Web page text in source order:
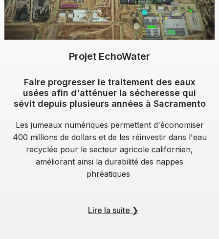
Projet EchoWater
Faire progresser le traitement des eaux
usées afin d'atténuer la sécheresse qui
sévit depuis plusieurs années à Sacramento
Les jumeaux numériques permettent d'économiser
400 millions de dollars et de les réinvestir dans l'eau
recyclée pour le secteur agricole californien,
améliorant ainsi la durabilité des nappes
phréatiques
Lire la suite ❯